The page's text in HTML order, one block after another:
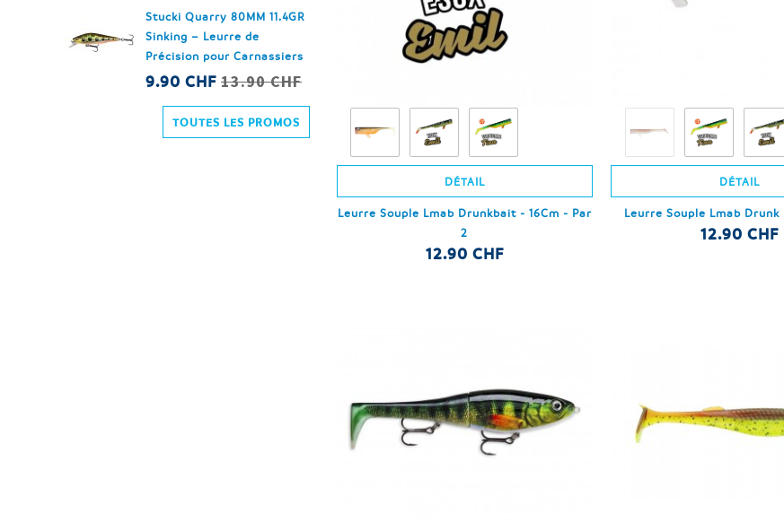
Stucki Quarry 80MM 11.4GR
Sinking – Leurre de
Précision pour Carnassiers
9.90 CHF 13.90 CHF
TOUTES LES PROMOS
DÉTAIL
Leurre Souple Lmab Drunkbait - 16Cm - Par
2
12.90 CHF
DÉTAIL
Leurre Souple Lmab
12.90 CHF